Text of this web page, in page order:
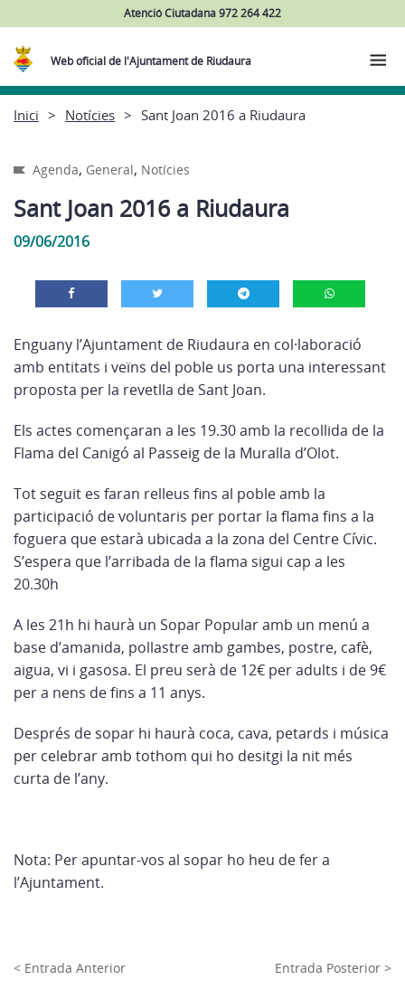
Atenció Ciutadana 972 264 422
Web oficial de l'Ajuntament de Riudaura
Inici Notícies Sant Joan 2016 a Riudaura
Agenda, General, Notícies
Sant Joan 2016 a Riudaura
09/06/2016
Enguany l’Ajuntament de Riudaura en col·laboració
amb entitats i veïns del poble us porta una interessant
proposta per la revetlla de Sant Joan.
Els actes començaran a les 19.30 amb la recollida de la
Flama del Canigó al Passeig de la Muralla d’Olot.
Tot seguit es faran relleus fins al poble amb la
participació de voluntaris per portar la flama fins a la
foguera que estarà ubicada a la zona del Centre Cívic.
S’espera que l’arribada de la flama sigui cap a les
20.30h
A les 21h hi haurà un Sopar Popular amb un menú a
base d’amanida, pollastre amb gambes, postre, cafè,
aigua, vi i gasosa. El preu serà de 12€ per adults i de 9€
per a nens de fins a 11 anys.
Després de sopar hi haurà coca, cava, petards i música
per celebrar amb tothom qui ho desitgi la nit més
curta de l’any.
Nota: Per apuntar-vos al sopar ho heu de fer a
l’Ajuntament.
< Entrada Anterior Entrada Posterior >